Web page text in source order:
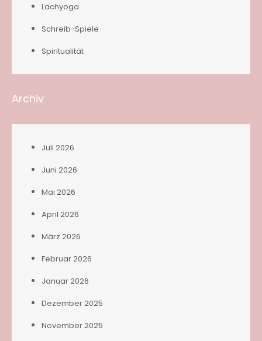
Lachyoga
Schreib-Spiele
Spiritualität
Archiv
Juli 2026
Juni 2026
Mai 2026
April 2026
März 2026
Februar 2026
Januar 2026
Dezember 2025
November 2025